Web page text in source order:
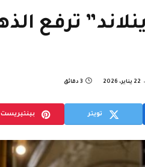
22 يناير، 2026 3 دقائق
تويتر بينتيريست